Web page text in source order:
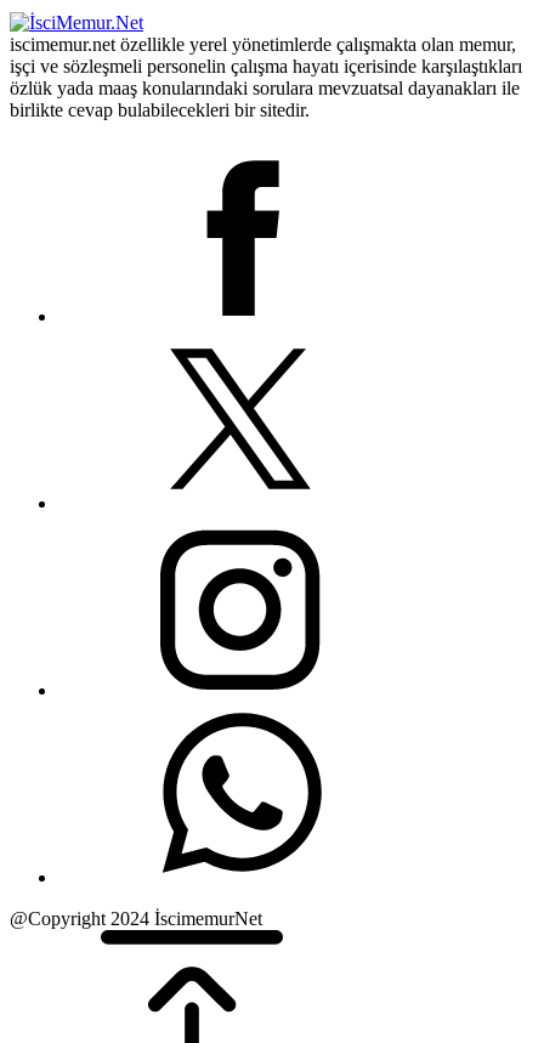
iscimemur.net özellikle yerel yönetimlerde çalışmakta olan memur,
işçi ve sözleşmeli personelin çalışma hayatı içerisinde karşılaştıkları
özlük yada maaş konularındaki sorulara mevzuatsal dayanakları ile
birlikte cevap bulabilecekleri bir sitedir.
@Copyright 2024 İscimemurNet